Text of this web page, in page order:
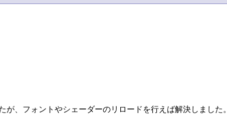
、フォントやシェーダーのリロードを行えば解決しました。